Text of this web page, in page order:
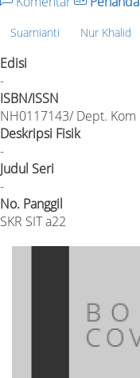
Suarnianti Nur Khalid
Edisi
-
ISBN/ISSN
NH0117143/ Dept. Kom
Deskripsi Fisik
-
Judul Seri
-
No. Panggil
SKR SIT a22